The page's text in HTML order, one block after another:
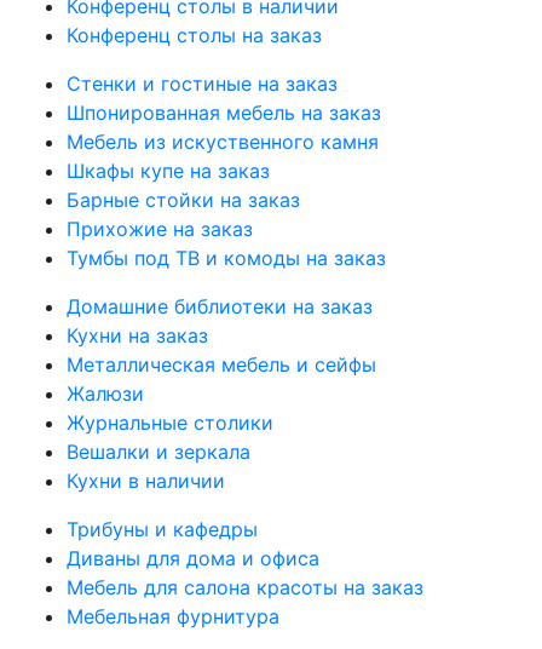
Конференц столы в наличии
Конференц столы на заказ
Стенки и гостиные на заказ
Шпонированная мебель на заказ
Мебель из искуственного камня
Шкафы купе на заказ
Барные стойки на заказ
Прихожие на заказ
Тумбы под ТВ и комоды на заказ
Домашние библиотеки на заказ
Кухни на заказ
Металлическая мебель и сейфы
Жалюзи
Журнальные столики
Вешалки и зеркала
Кухни в наличии
Трибуны и кафедры
Диваны для дома и офиса
Мебель для салона красоты на заказ
Мебельная фурнитура